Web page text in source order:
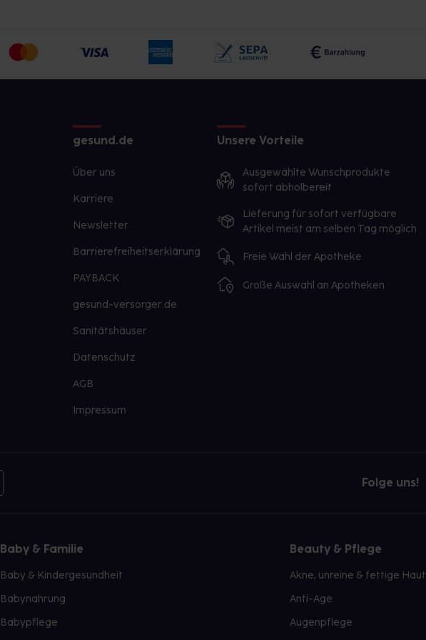
gesund.de
Über uns
Karriere
Newsletter
Barrierefreiheitserklärung
PAYBACK
gesund-versorger.de
Sanitätshäuser
Datenschutz
AGB
Impressum
Unsere Vorteile
Ausgewählte Wunschprodukte
sofort abholbereit
Lieferung für sofort verfügbare
Artikel meist am selben Tag möglich
Freie Wahl der Apotheke
Große Auswahl an Apotheken
Folge uns!
Baby & Familie
Baby & Kindergesundheit
Babynahrung
Babypflege
Beauty & Pflege
Akne, unreine & fettige Haut
Anti-Age
Augenpflege